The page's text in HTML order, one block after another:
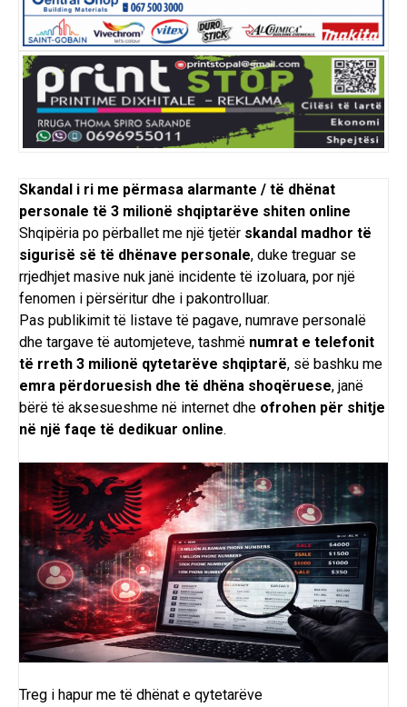
Skandal i ri me përmasa alarmante / të dhënat
personale të 3 milionë shqiptarëve shiten online
Shqipëria po përballet me një tjetër skandal madhor të
sigurisë së të dhënave personale, duke treguar se
rrjedhjet masive nuk janë incidente të izoluara, por një
fenomen i përsëritur dhe i pakontrolluar.
Pas publikimit të listave të pagave, numrave personalë
dhe targave të automjeteve, tashmë numrat e telefonit
të rreth 3 milionë qytetarëve shqiptarë, së bashku me
emra përdoruesish dhe të dhëna shoqëruese, janë
bërë të aksesueshme në internet dhe ofrohen për shitje
në një faqe të dedikuar online.
Treg i hapur me të dhënat e qytetarëve